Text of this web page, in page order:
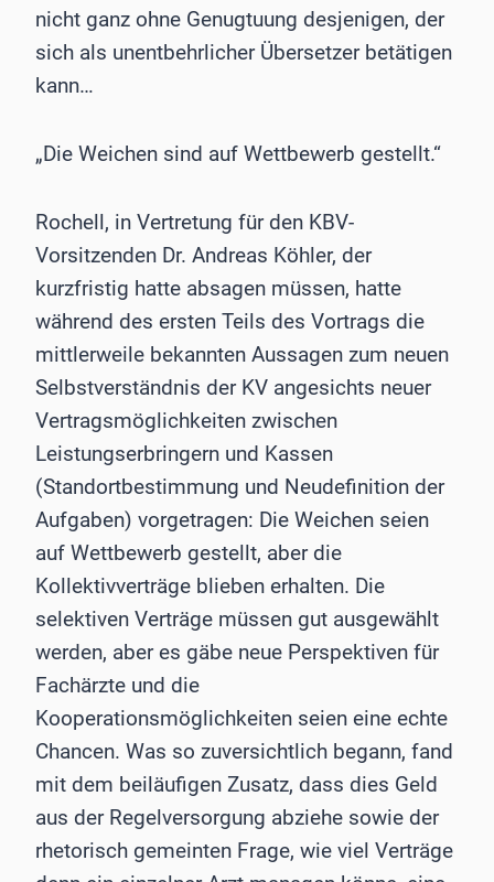
nicht ganz ohne Genugtuung desjenigen, der
sich als unentbehrlicher Übersetzer betätigen
kann…
„Die Weichen sind auf Wettbewerb gestellt.“
Rochell, in Vertretung für den KBV-
Vorsitzenden Dr. Andreas Köhler, der
kurzfristig hatte absagen müssen, hatte
während des ersten Teils des Vortrags die
mittlerweile bekannten Aussagen zum neuen
Selbstverständnis der KV angesichts neuer
Vertragsmöglichkeiten zwischen
Leistungserbringern und Kassen
(Standortbestimmung und Neudefinition der
Aufgaben) vorgetragen: Die Weichen seien
auf Wettbewerb gestellt, aber die
Kollektivverträge blieben erhalten. Die
selektiven Verträge müssen gut ausgewählt
werden, aber es gäbe neue Perspektiven für
Fachärzte und die
Kooperationsmöglichkeiten seien eine echte
Chancen. Was so zuversichtlich begann, fand
mit dem beiläufigen Zusatz, dass dies Geld
aus der Regelversorgung abziehe sowie der
rhetorisch gemeinten Frage, wie viel Verträge